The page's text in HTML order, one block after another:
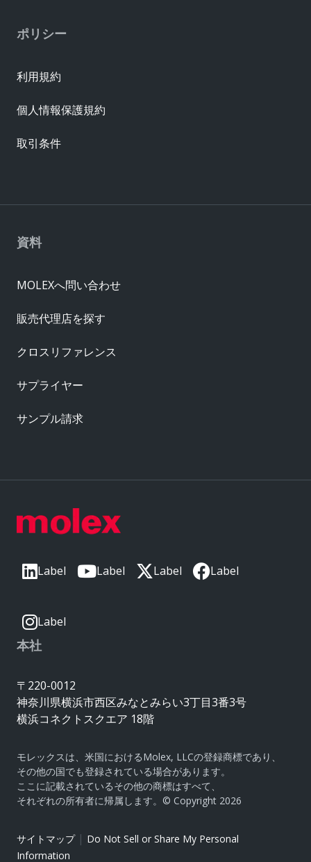
Label Label Label Label
Label
本社
〒220-0012
神奈川県横浜市西区みなとみらい3丁目3番3号
横浜コネクトスクエア 18階
モレックスは、米国におけるMolex, LLCの登録商標であり、
その他の国でも登録されている場合があります。
ここに記載されているその他の商標はすべて、
それぞれの所有者に帰属します。© Copyright 2026
サイトマップ| Do Not Sell or Share My Personal
Information
資料
MOLEXへ問い合わせ
販売代理店を探す
クロスリファレンス
サプライヤー
サンプル請求
ポリシー
利用規約
個人情報保護規約
取引条件